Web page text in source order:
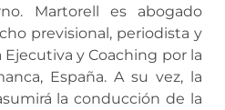
Martorell es abogado
previsional, periodista y
y Coaching por la
España. A su vez, la
la conducción de la